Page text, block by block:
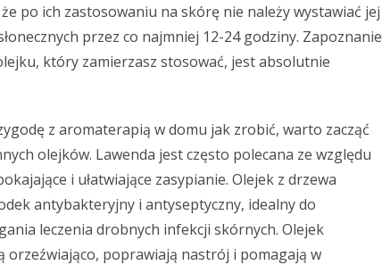
po ich zastosowaniu na skórę nie należy wystawiać jej
przez co najmniej 12-24 godziny. Zapoznanie
który zamierzasz stosować, jest absolutnie
z aromaterapią w domu jak zrobić, warto zacząć
olejków. Lawenda jest często polecana ze względu
i ułatwiające zasypianie. Olejek z drzewa
antybakteryjny i antyseptyczny, idealny do
leczenia drobnych infekcji skórnych. Olejek
orzeźwiająco, poprawiają nastrój i pomagają w